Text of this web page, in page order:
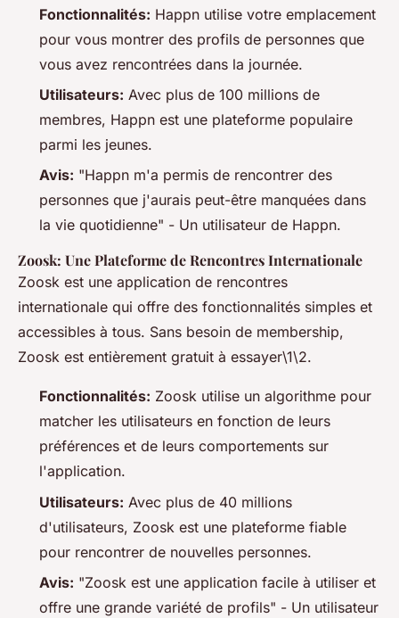
Fonctionnalités: Happn utilise votre emplacement
pour vous montrer des profils de personnes que
vous avez rencontrées dans la journée.
Utilisateurs: Avec plus de 100 millions de
membres, Happn est une plateforme populaire
parmi les jeunes.
Avis: "Happn m'a permis de rencontrer des
personnes que j'aurais peut-être manquées dans
la vie quotidienne" - Un utilisateur de Happn.
Zoosk: Une Plateforme de Rencontres Internationale
Zoosk est une application de rencontres
internationale qui offre des fonctionnalités simples et
accessibles à tous. Sans besoin de membership,
Zoosk est entièrement gratuit à essayer\1\2.
Fonctionnalités: Zoosk utilise un algorithme pour
matcher les utilisateurs en fonction de leurs
préférences et de leurs comportements sur
l'application.
Utilisateurs: Avec plus de 40 millions
d'utilisateurs, Zoosk est une plateforme fiable
pour rencontrer de nouvelles personnes.
Avis: "Zoosk est une application facile à utiliser et
offre une grande variété de profils" - Un utilisateur